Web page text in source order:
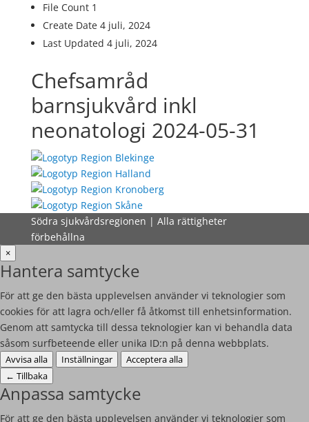
File Count 1
Create Date 4 juli, 2024
Last Updated 4 juli, 2024
Chefsamråd
barnsjukvård inkl
neonatologi 2024-05-31
Södra sjukvårdsregionen | Alla rättigheter
förbehållna
×
Hantera samtycke
För att ge den bästa upplevelsen använder vi teknologier som
cookies för att lagra och/eller få åtkomst till enhetsinformation.
Genom att samtycka till dessa teknologier kan vi behandla data
såsom surfbeteende eller unika ID:n på denna webbplats.
Avvisa alla Inställningar
Acceptera alla
← Tillbaka
Anpassa samtycke
För att ge den bästa upplevelsen använder vi teknologier som